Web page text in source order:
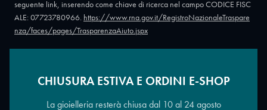
seguente link, inserendo come chiave di ricerca nel campo CODICE FISC
ALE: 07723780966. https://www.rna.gov.it/RegistroNazionaleTraspare
nza/faces/pages/TrasparenzaAiuto.jspx
Copyright © 2026 - Oreficeria Enrico Sali Conti e C. snc - Partita IVA
CHIUSURA ESTIVA E ORDINI E-SHOP
La gioielleria resterà chiusa dal 10 al 24 agosto